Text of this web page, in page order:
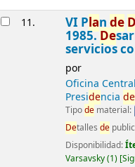
11. VI Plan de
1985.De
servicios
por
Oficina Central
Presidencia de
Tipodematerial:
Detalles de
Disponibilidad:
Varsavsky(1)